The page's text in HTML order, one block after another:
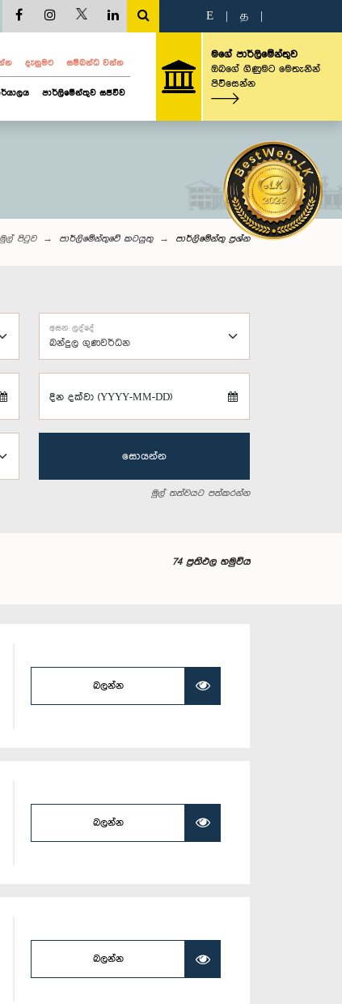
E த
දැනුමට සම්බන්ධ වන්න
පාර්ලිමේන්තුව සජීවීව
මගේ පාර්ලිමේන්තුව
ඔබගේ ගිණුමට මෙතැනින්
පිවිසෙන්න
මුල් පිටුව පාර්ලිමේන්තුවේ කටයුතු පාර්ලි‌මේන්තු‌ ප්‍රශ්න
බන්දුල ගුණවර්ධන
අසන ලද්දේ
දින දක්වා (YYYY-MM-DD)
සොයන්න
මුල් තත්වයට පත්කරන්න
74 ප්‍රතිඵල හමුවිය
බලන්න
බලන්න
බලන්න